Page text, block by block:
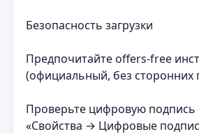
Безопасность загрузки
Предпочитайте offers-free
(официальный, без сторонних
Проверьте цифровую подпись
«Свойства → Цифровые